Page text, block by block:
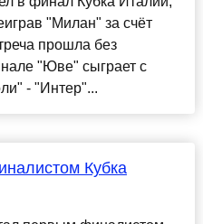
"Милан" за счёт
прошла без
"Юве" сыграет с
- "Интер"...
Кубка